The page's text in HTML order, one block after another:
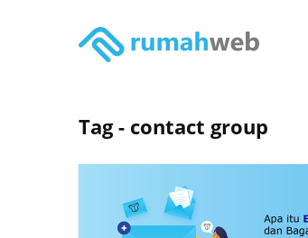
Tag - contact group